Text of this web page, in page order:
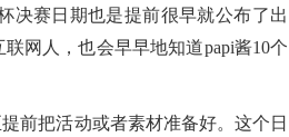
决赛日期也是提前很早就公布了出
网人，也会早早地知道papi酱10个
前把活动或者素材准备好。这个日